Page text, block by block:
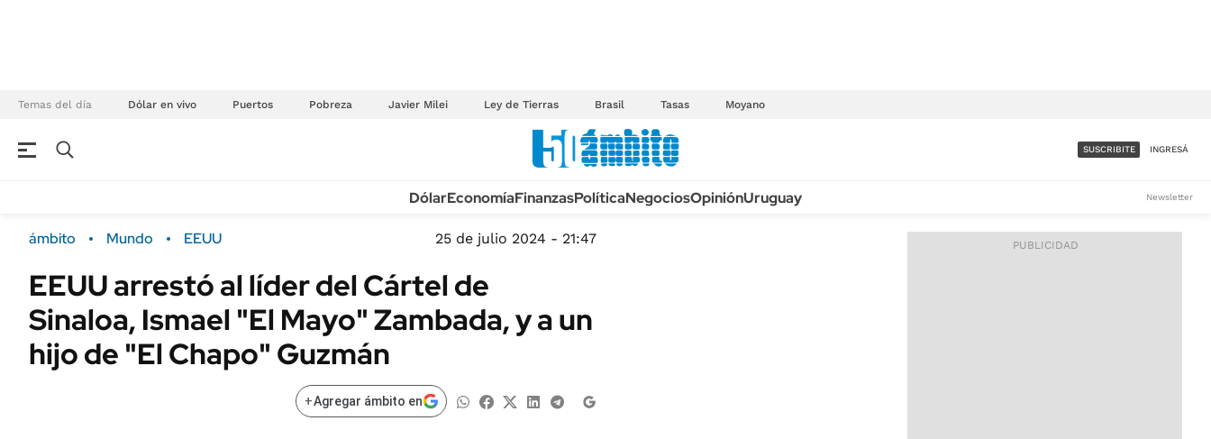
Temas del día Dólar en vivo Puertos Pobreza Javier Milei Ley de Tierras Brasil Tasas Moyano
Campo
FINANZAS
Dólar
Sustentabilidad
Seguros
ENERGY REPORT
POLÍTICA
TECNOLOGÍA
MÉXICO
MUNDO
INFORMACIÓN GENERAL
ACCESO FULL - $1.800/MES
SUSCRIBITE INGRESÁ
DólarEconomíaFinanzasPolíticaNegociosOpiniónUruguay Newsletter
ámbito Mundo EEUU 25 de julio 2024 - 21:47
EEUU arrestó al líder del Cártel de
Sinaloa, Ismael "El Mayo" Zambada, y a un
hijo de "El Chapo" Guzmán
+Agregar ámbito en